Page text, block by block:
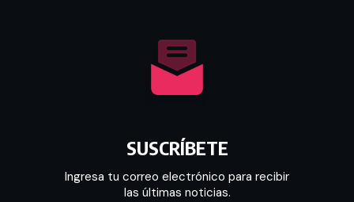
SUSCRÍBETE
Ingresa tu correo electrónico para recibir
las últimas noticias.